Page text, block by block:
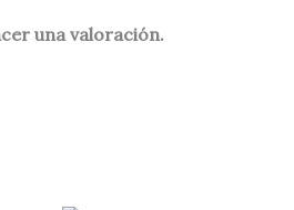
una valoración.